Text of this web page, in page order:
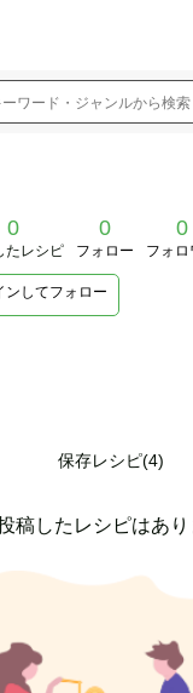
ワード・ジャンルから検索
0
たレシピ
0
フォロー
0
フォロ
ンしてフォロー
保存レシピ(4)
稿したレシピはあ